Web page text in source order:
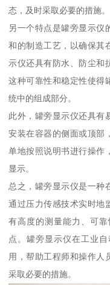
态，及时采取必要的措施。
另一个特点是罐旁显示仪
和的制造工艺，以确保其
示仪还具有防水、防尘和
这种可靠性和稳定性使得
统中的组成部分。
此外，罐旁显示仪还具有
安装在容器的侧面或顶部
单地按照说明书进行操作
显示。
总之，罐旁显示仪是一种
通过压力传感技术实时地
有高度的测量能力、可
点。罐旁显示仪在工业
用，帮助工程师和操作人
采取必要的措施。